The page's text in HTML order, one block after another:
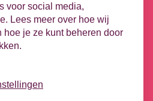
Contact opnemen
Vacatures
voor social media,
Lees meer over hoe wij
je ze kunt beheren door